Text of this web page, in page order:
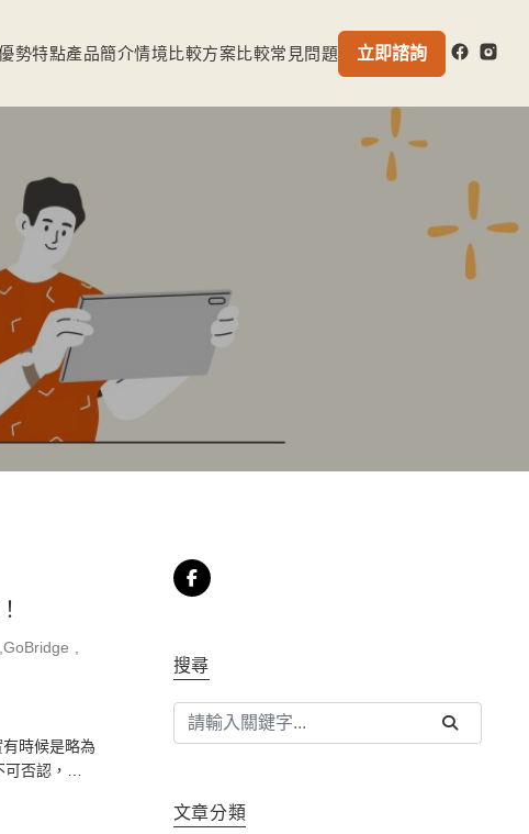
勢特點產品簡介情境比較方案比較常見問題 立即諮詢
GoBridge
否認，的
搜尋
文章分類